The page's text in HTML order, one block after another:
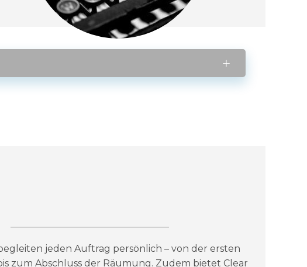
jeden Auftrag persönlich – von der ersten
zum Abschluss der Räumung. Zudem bietet Clear